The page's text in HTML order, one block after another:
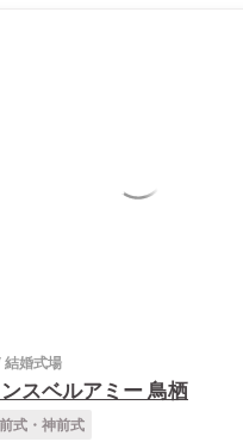
結婚式場
スベルアミー 鳥栖
式・神前式